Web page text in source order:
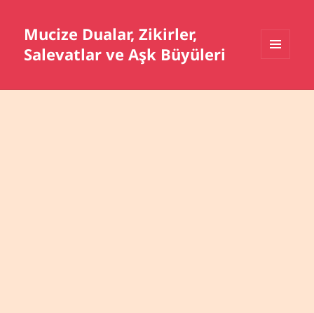
Mucize Dualar, Zikirler,
Salevatlar ve Aşk Büyüleri
BILEŞENLER